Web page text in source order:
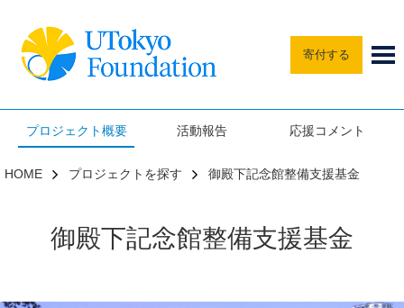
寄付する
HOME プロジェクトを探す 御殿下記念館整備支援基金
御殿下記念館整備支援基金
プロジェクト概要 活動報告 応援コメント